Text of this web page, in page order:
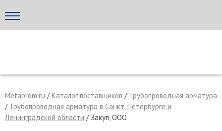
МЕТАПРОМ - российский торгово-промышленный портал
Написать поставщику
Metaprom.ru /Каталог поставщиков / Трубопроводная арматура
/ Трубопроводная арматура в Санкт-Петербурге и
Ленинградской области / Закуп, ООО